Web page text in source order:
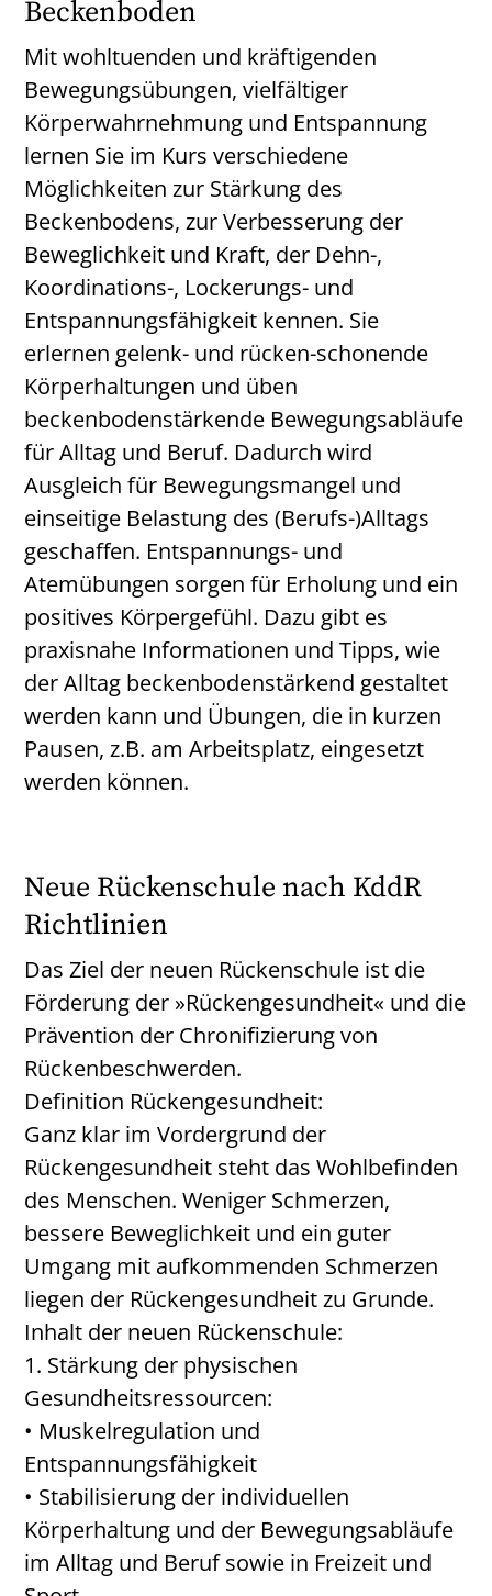
Beckenboden
Mit wohltuenden und kräftigenden
Bewegungsübungen, vielfältiger
Körperwahrnehmung und Entspannung
lernen Sie im Kurs verschiedene
Möglichkeiten zur Stärkung des
Beckenbodens, zur Verbesserung der
Beweglichkeit und Kraft, der Dehn-,
Koordinations-, Lockerungs- und
Entspannungsfähigkeit kennen. Sie
erlernen gelenk- und rücken-schonende
Körperhaltungen und üben
beckenbodenstärkende Bewegungsabläufe
für Alltag und Beruf. Dadurch wird
Ausgleich für Bewegungsmangel und
einseitige Belastung des (Berufs-)Alltags
geschaffen. Entspannungs- und
Atemübungen sorgen für Erholung und ein
positives Körpergefühl. Dazu gibt es
praxisnahe Informationen und Tipps, wie
der Alltag beckenbodenstärkend gestaltet
werden kann und Übungen, die in kurzen
Pausen, z.B. am Arbeitsplatz, eingesetzt
werden können.
Neue Rückenschule nach KddR
Richtlinien
Das Ziel der neuen Rückenschule ist die
Förderung der »Rückengesundheit« und die
Prävention der Chronifizierung von
Rückenbeschwerden.
Definition Rückengesundheit:
Ganz klar im Vordergrund der
Rückengesundheit steht das Wohlbefinden
des Menschen. Weniger Schmerzen,
bessere Beweglichkeit und ein guter
Umgang mit aufkommenden Schmerzen
liegen der Rückengesundheit zu Grunde.
Inhalt der neuen Rückenschule:
1. Stärkung der physischen
Gesundheitsressourcen:
• Muskelregulation und
Entspannungsfähigkeit
• Stabilisierung der individuellen
Körperhaltung und der Bewegungsabläufe
im Alltag und Beruf sowie in Freizeit und